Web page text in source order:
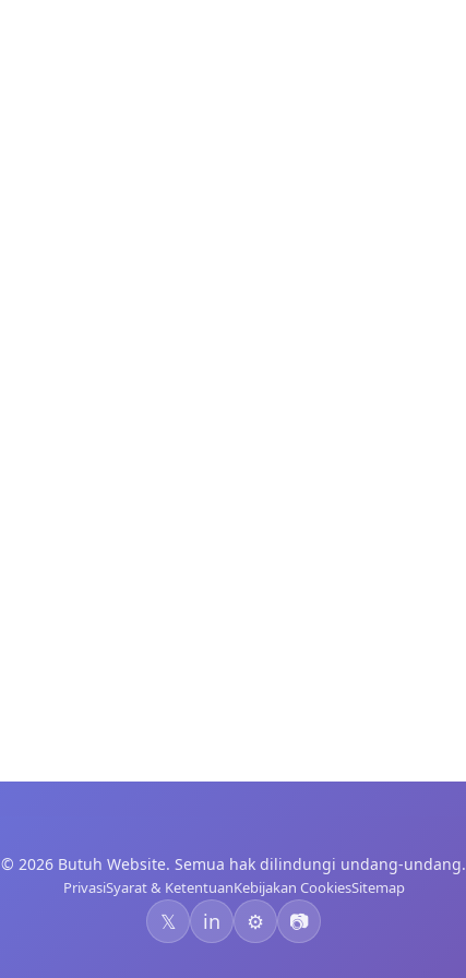
© 2026 Butuh Website. Semua hak dilindungi undang-undang.
PrivasiSyarat & KetentuanKebijakan CookiesSitemap
𝕏 in ⚙️ 📷